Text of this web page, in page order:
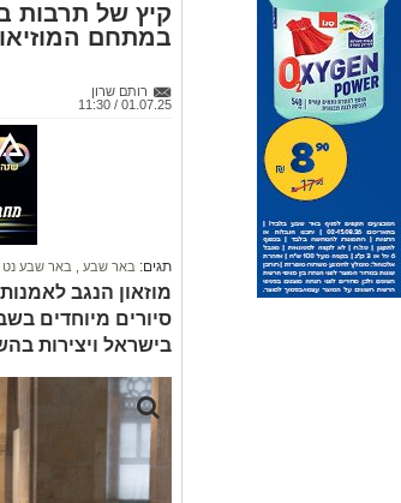
קיץ של תרבות
במתחם
רותם שרון
01.07.25 / 11:30
תגים: באר שבע באר שבע נט
מוזאון הנגב
סיורים מיוחדים
בישראל ויצירות